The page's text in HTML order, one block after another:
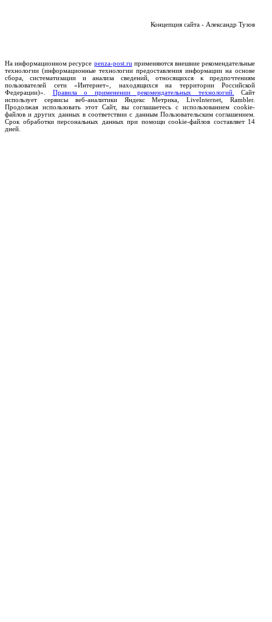
Концепция сайта - Александр Тузов
На информационном ресурсе penza-post.ru применяются внешние рекомендательные
технологии (информационные технологии предоставления информации на основе
сбора, систематизации и анализа сведений, относящихся к предпочтениям
пользователей сети «Интернет», находящихся на территории Российской
Федерации)». Правила о применении рекомендательных технологий.
Сайт
использует сервисы веб-аналитики Яндекс Метрика, LiveInternet, Rambler.
Продолжая использовать этот Сайт, вы соглашаетесь с использованием cookie-
файлов и других данных в соответствии с данным Пользовательским соглашением.
Срок обработки персональных данных при помощи cookie-файлов составляет 14
дней.